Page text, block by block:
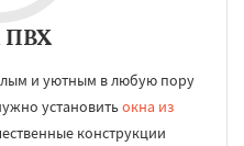
ПВХ
и уютным в любую пору
установитьокна из
конструкции